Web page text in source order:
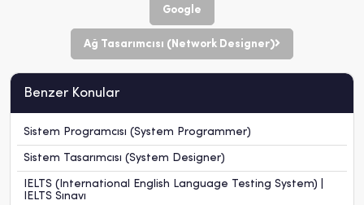
Google
Ağ Tasarımcısı (Network Designer)
Benzer Konular
Sistem Programcısı (System Programmer)
Sistem Tasarımcısı (System Designer)
IELTS (International English Language Testing System) |
IELTS Sınavı